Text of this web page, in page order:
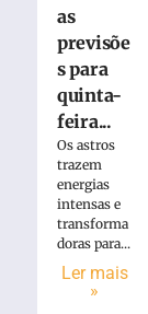
Brusque
lança
pacote
mais
milhões
as
previsõe
s para
quinta-
feira...
Os astros
trazem
energias
intensas e
transforma
doras para...
Ler mais
»